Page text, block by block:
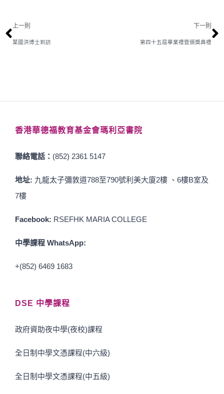
上一則
葉國洪博士到訪
下一則
第四十五屆畢業禮暨頒獎典禮
香港華德福教育基金會瑪利亞書院
聯絡電話： (852) 2361 5147
地址: 九龍太子彌敦道788至790號利美大廈2樓 、6樓B室及
7樓
Facebook: RSEFHK MARIA COLLEGE
中學課程 WhatsApp:
+(852) 6469 1683
DSE 中學課程
政府資助夜中學(夜校)課程
全日制中學文憑課程(中六級)
全日制中學文憑課程(中五級)